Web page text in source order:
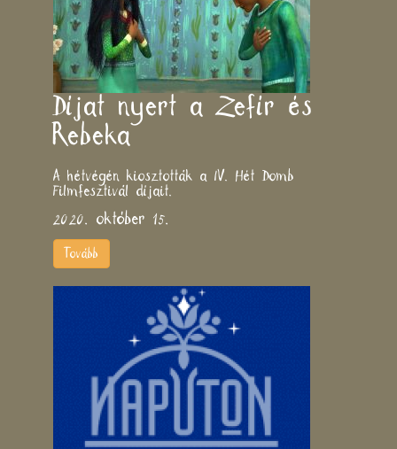
Díjat nyert a Zefír és
Rebeka
A hétvégén kiosztották a IV. Hét Domb
Filmfesztivál díjait.
2020. október 15.
Tovább